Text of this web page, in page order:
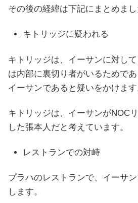
その後の経緯は下記にまとめまし
キトリッジに疑われる
キトリッジは、イーサンに対し
は内部に裏切り者がいるためで
イーサンであると疑いをかけます
キトリッジは、イーサンがNOC
した張本人だと考えています。
レストランでの対峙
プラハのレストランで、イーサ
します。